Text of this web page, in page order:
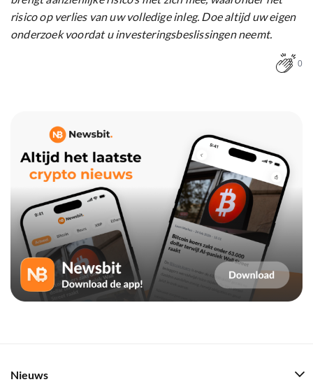
risico op verlies van uw volledige inleg. Doe altijd uw eigen
onderzoek voordat u investeringsbeslissingen neemt.
0
Nieuws